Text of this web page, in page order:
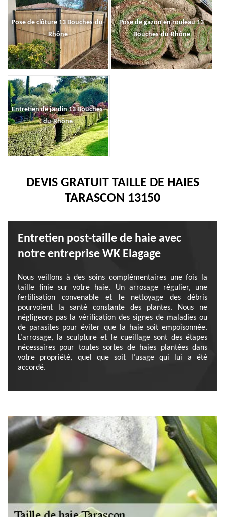
Pose de clôture 13 Bouches-du-
Rhône
Pose de gazon en rouleau 13
Bouches-du-Rhône
Entretien de jardin 13 Bouches-
du-Rhône
DEVIS GRATUIT TAILLE DE HAIES
TARASCON 13150
Entretien post-taille de haie avec
notre entreprise WK Elagage
Nous veillons à des soins complémentaires une fois la
taille finie sur votre haie. Un arrosage régulier, une
fertilisation convenable et le nettoyage des débris
pourvoient la santé constante des plantes. Nous ne
négligeons pas la vérification des signes de maladies ou
de parasites pour éviter que la haie soit empoisonnée.
L’arrosage, la sculpture et le cueillage sont des étapes
nécessaires pour toutes sortes de haies plantées dans
votre propriété, quel que soit l’usage qui lui a été
accordé.